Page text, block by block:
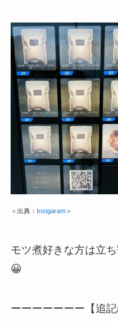
＜出典： Instgaram＞
モツ煮好きな方は立
😀
ーーーーーーー【追